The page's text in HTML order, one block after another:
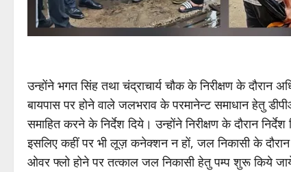
उन्होंने भगत सिंह तथा चंद्राचार्य चौक के निरीक्षण के दौरान
बायपास पर होने वाले जलभराव के परमानेन्ट समाधान हेतु
समाहित करने के निर्देश दिये। उन्होंने निरीक्षण के दौरान
इसलिए कहीं पर भी लूज़ कनेक्शन न हों, जल निकासी के दौरान
ओवर फ्लो होने पर तत्काल जल निकासी हेतु पम्प शुरू किये